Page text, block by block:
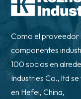
Como el proveedor
componentes
100 socios en
Industries Co., ltd
en Hefei, China,